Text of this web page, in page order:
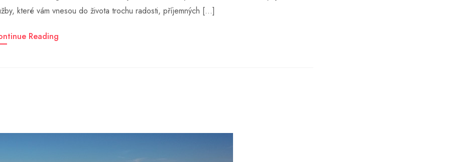
které vám vnesou do života trochu radosti, příjemných […]
Reading